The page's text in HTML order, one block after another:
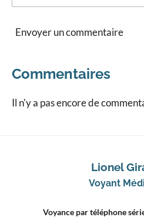
Envoyer un commentaire
Commentaires
Il n'y a pas encore de
Lionel
Voyant
Voyance par téléphone